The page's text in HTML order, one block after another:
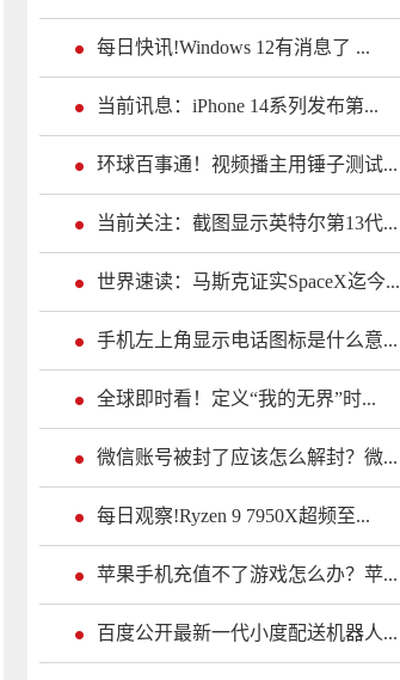
每日快讯!Windows 12有消息了 ...
当前讯息：iPhone 14系列发布第...
环球百事通！视频播主用锤子测试...
当前关注：截图显示英特尔第13代...
世界速读：马斯克证实SpaceX迄今...
手机左上角显示电话图标是什么意...
全球即时看！定义“我的无界”时...
微信账号被封了应该怎么解封？微...
每日观察!Ryzen 9 7950X超频至...
苹果手机充值不了游戏怎么办？苹...
百度公开最新一代小度配送机器人...